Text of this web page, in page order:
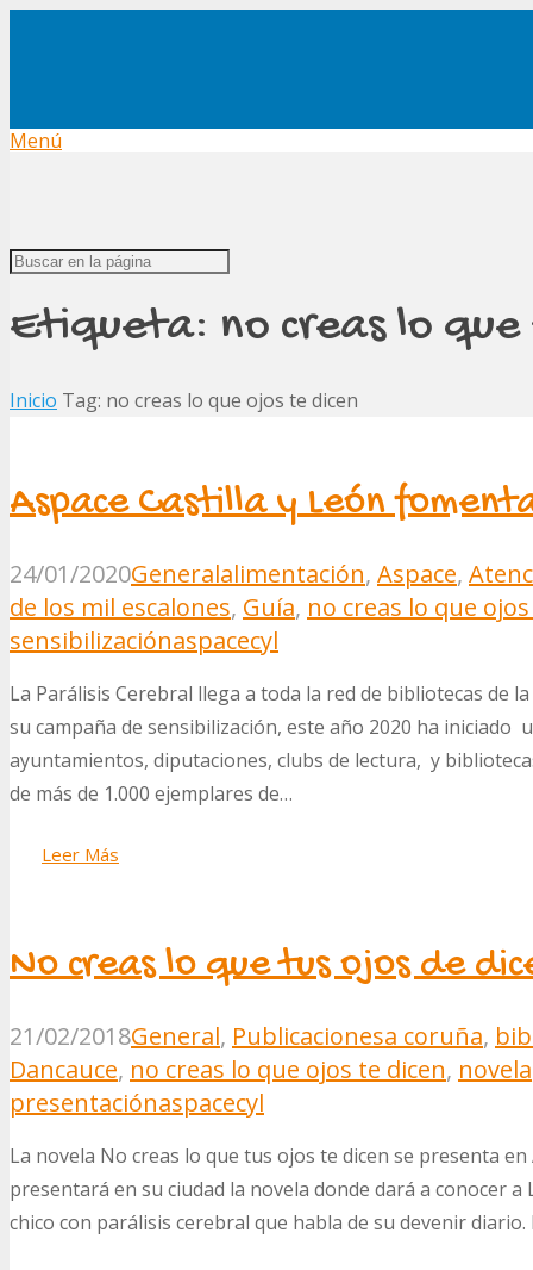
Menú
Etiqueta: no creas lo
Inicio Tag: no creas lo que ojos te dicen
Aspace Castilla y León
24/01/2020Generalalimentación, Aspace,
de los mil escalones, Guía, no creas lo que
sensibilizaciónaspacecyl
La Parálisis Cerebral llega a toda la red de bibliotecas de
su campaña de sensibilización, este año 2020 ha iniciado
ayuntamientos, diputaciones, clubs de lectura, y
de más de 1.000 ejemplares de…
Leer Más
No creas lo que tus ojos de
21/02/2018General, Publicacionesa coruña,
Dancauce, no creas lo que ojos te dicen, novela
presentaciónaspacecyl
La novela No creas lo que tus ojos te dicen se presenta
presentará en su ciudad la novela donde dará a conocer
chico con parálisis cerebral que habla de su devenir